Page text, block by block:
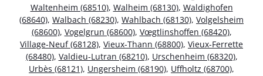
Waltenheim (68510), Walheim (68130), Waldighofen
(68640), Walbach (68230), Wahlbach (68130), Volgelsheim
(68600), Vogelgrun (68600), Vœgtlinshoffen (68420),
Village-Neuf (68128), Vieux-Thann (68800), Vieux-Ferrette
(68480), Valdieu-Lutran (68210), Urschenheim (68320),
Urbès (68121), Ungersheim (68190), Uffholtz (68700),